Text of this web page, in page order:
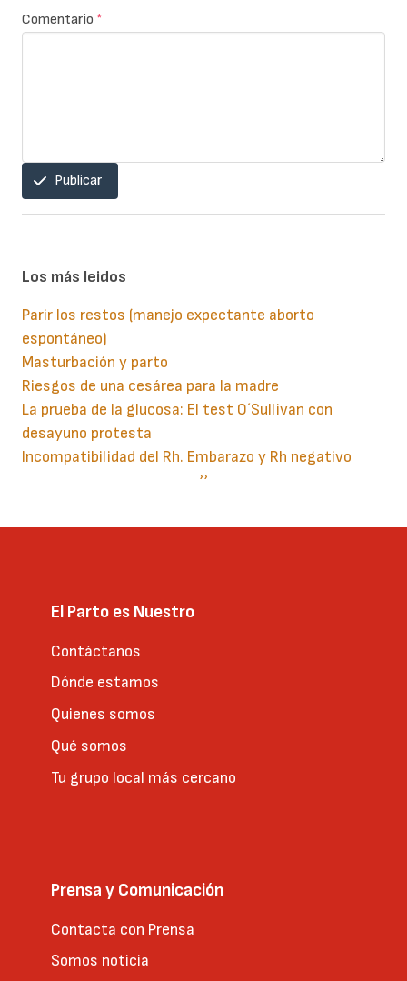
Comentario *
Publicar
Los más leidos
Parir los restos (manejo expectante aborto
espontáneo)
Masturbación y parto
Riesgos de una cesárea para la madre
La prueba de la glucosa: El test O´Sullivan con
desayuno protesta
Incompatibilidad del Rh. Embarazo y Rh negativo
Siguiente
››
El Parto es Nuestro
Contáctanos
Dónde estamos
Quienes somos
Qué somos
Tu grupo local más cercano
Prensa y Comunicación
Contacta con Prensa
Somos noticia